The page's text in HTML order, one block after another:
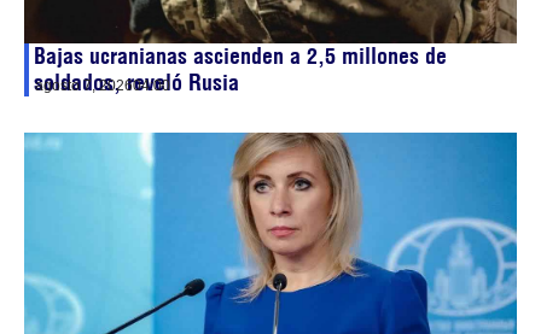
Bajas ucranianas ascienden a 2,5 millones de
soldados, reveló Rusia
agosto 7, 202604:00